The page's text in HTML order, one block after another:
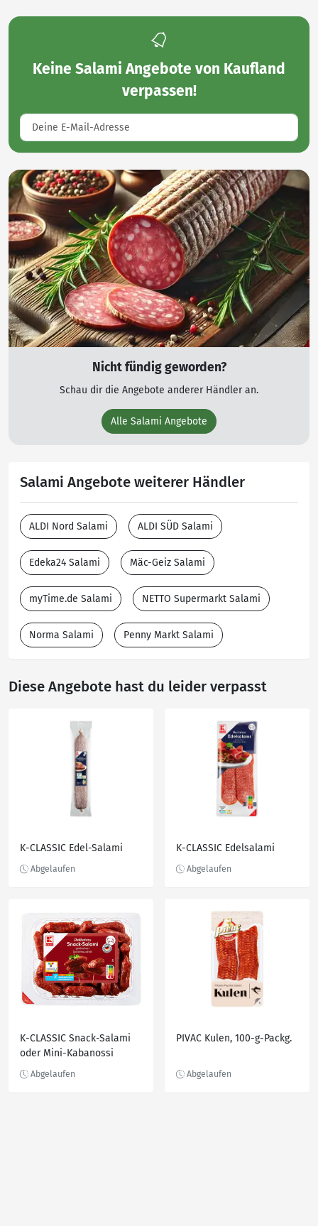
Keine Salami Angebote von Kaufland
verpassen!
Nicht fündig geworden?
Schau dir die Angebote anderer Händler an.
Alle Salami Angebote
Salami Angebote weiterer Händler
ALDI Nord Salami ALDI SÜD Salami
Edeka24 Salami Mäc-Geiz Salami
myTime.de Salami NETTO Supermarkt Salami
Norma Salami Penny Markt Salami
Diese Angebote hast du leider verpasst
K-CLASSIC Edel-Salami K-CLASSIC Edelsalami
K-CLASSIC Snack-Salami
oder Mini-Kabanossi
PIVAC Kulen, 100-g-Packg.